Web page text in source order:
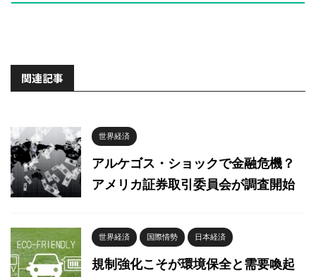
関連記事
世界経済
アルケゴス・ショックで金融危機？
アメリカ証券取引委員会が調査開始
世界経済 国際情勢 日本経済
規制強化こそが環境保全と需要喚起